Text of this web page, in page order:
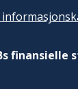
finansielle